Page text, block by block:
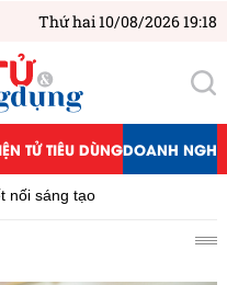
Thứ hai 10/08/2026 19:18
TỬ TIÊU DÙNGDOANH
nối sáng tạo